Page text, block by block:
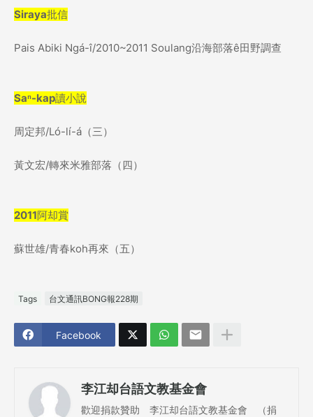
Siraya批信
Pais Abiki Ngá-î/2010~2011 Soulang沿海部落ê田野調查
Saⁿ-kap讀小說
周定邦/Ló-lí-á （三）
黃文宏/轉來米雅部落 （四）
2011阿却賞
蘇世雄/青春koh再來 （五）
Tags 台文通訊BONG報228期
Facebook
李江却台語文教基金會
歡迎捐款贊助 李江却台語文教基金會 （捐